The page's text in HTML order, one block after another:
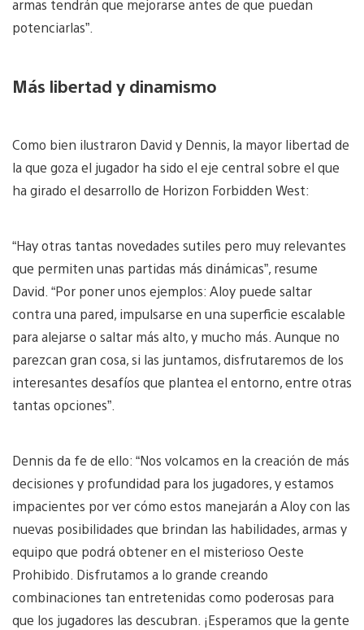
armas tendrán que mejorarse antes de que puedan
potenciarlas”.
Más libertad y dinamismo
Como bien ilustraron David y Dennis, la mayor libertad de
la que goza el jugador ha sido el eje central sobre el que
ha girado el desarrollo de Horizon Forbidden West:
“Hay otras tantas novedades sutiles pero muy relevantes
que permiten unas partidas más dinámicas”, resume
David. “Por poner unos ejemplos: Aloy puede saltar
contra una pared, impulsarse en una superficie escalable
para alejarse o saltar más alto, y mucho más. Aunque no
parezcan gran cosa, si las juntamos, disfrutaremos de los
interesantes desafíos que plantea el entorno, entre otras
tantas opciones”.
Dennis da fe de ello: “Nos volcamos en la creación de más
decisiones y profundidad para los jugadores, y estamos
impacientes por ver cómo estos manejarán a Aloy con las
nuevas posibilidades que brindan las habilidades, armas y
equipo que podrá obtener en el misterioso Oeste
Prohibido. Disfrutamos a lo grande creando
combinaciones tan entretenidas como poderosas para
que los jugadores las descubran. ¡Esperamos que la gente